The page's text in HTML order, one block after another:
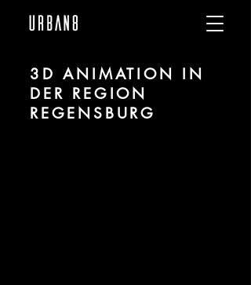
3D ANIMATION IN
DER REGION
REGENSBURG